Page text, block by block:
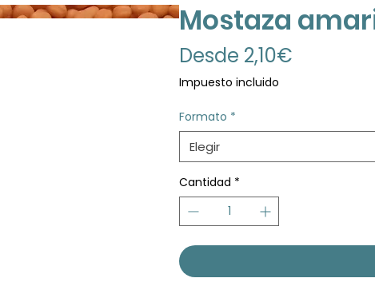
Mostaza
Desde 2,10€
Impuesto incluido
Formato *
Elegir
Cantidad *